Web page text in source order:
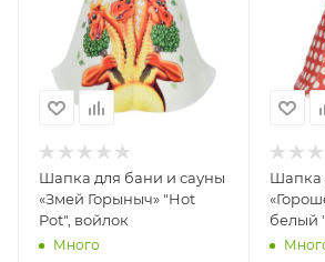
Шапка для бани и сауны
«Змей Горыныч» "Hot
Pot", войлок
Много
Шапка
белый